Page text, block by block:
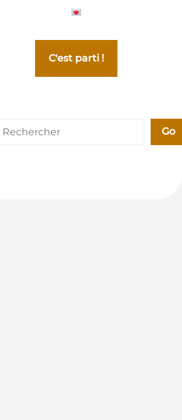
C'est parti !
Rechercher Go